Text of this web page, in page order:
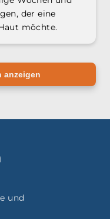
der eine
möchte.
anzeigen
und